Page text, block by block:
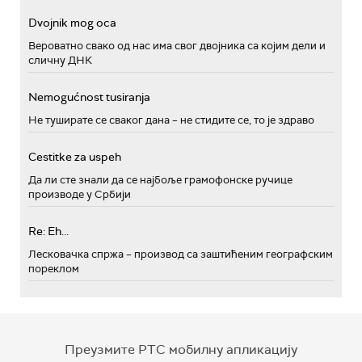
Dvojnik mog oca
Вероватно свако од нас има свог двојника са којим дели и
сличну ДНК
Nemogućnost tusiranja
Не туширате се сваког дана – не стидите се, то је здраво
Cestitke za uspeh
Да ли сте знали да се најбоље грамофонске ручице
производе у Србији
Re: Eh...
Лесковачка спржа – производ са заштићеним географским
пореклом
Преузмите РТС мобилну апликацију